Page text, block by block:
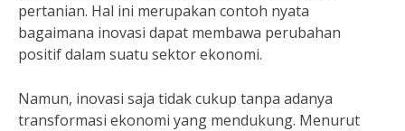
pertanian. Hal ini merupakan contoh nyata
bagaimana inovasi dapat membawa perubahan
positif dalam suatu sektor ekonomi.
Namun, inovasi saja tidak cukup tanpa adanya
transformasi ekonomi yang mendukung. Menurut